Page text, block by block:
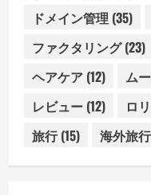
ドメイン管理 (35)
ファクタリング(23)
ヘアケア (12) ム
レビュー (12) ロ
旅行(15) 海外旅行